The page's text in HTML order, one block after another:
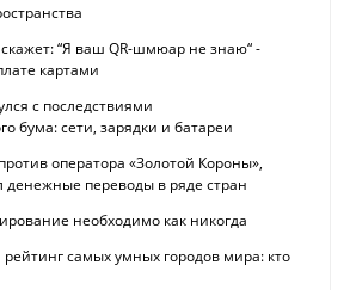
“Я ваш QR-шмюар не знаю“ -
картами
с последствиями
бума: сети, зарядки и батареи
оператора «Золотой Короны»,
денежные переводы в ряде стран
необходимо как никогда
самых умных городов мира: кто